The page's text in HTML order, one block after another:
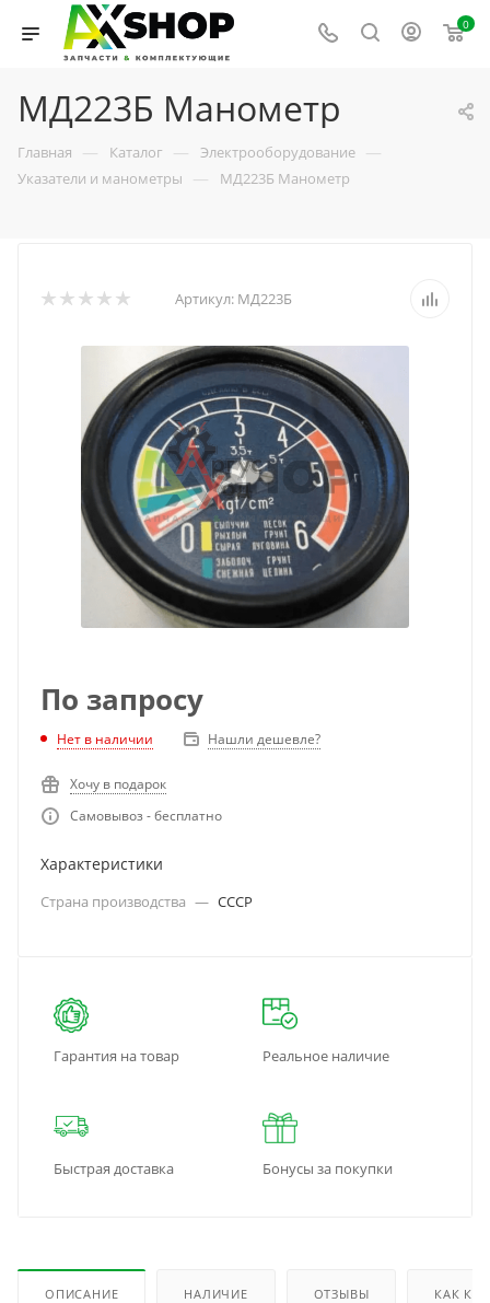
0
МД223Б Манометр
Главная — Каталог — Электрооборудование —
Указатели и манометры — МД223Б Манометр
Артикул: МД223Б
По запросу
Нет в наличии Нашли дешевле?
Хочу в подарок
Самовывоз - бесплатно
Характеристики
Страна производства — СССР
Гарантия на товар Реальное наличие
Быстрая доставка Бонусы за покупки
ОПИСАНИЕ НАЛИЧИЕ ОТЗЫВЫ КАК